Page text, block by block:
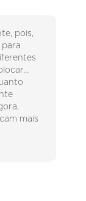
pois,
mais